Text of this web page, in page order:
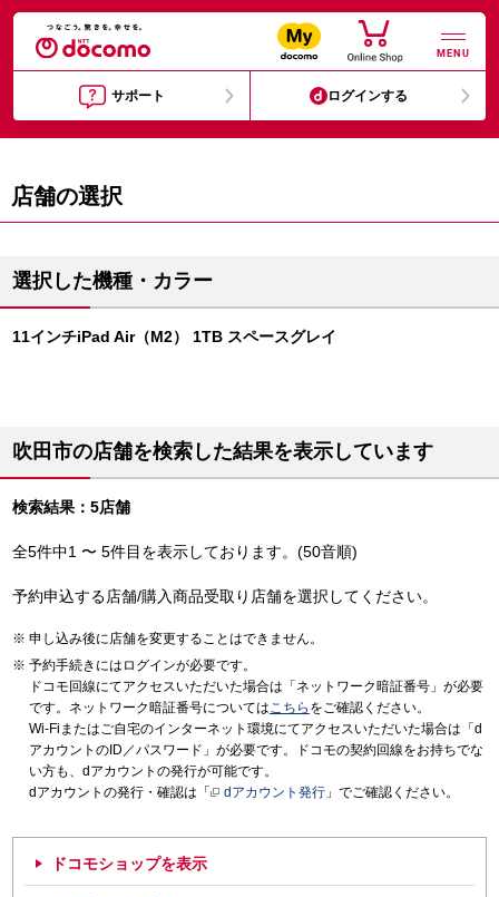
MENU
サポート ログインする
店舗の選択
選択した機種・カラー
11インチiPad Air（M2） 1TB スペースグレイ
吹田市の店舗を検索した結果を表示しています
検索結果：5店舗
全5件中1 〜 5件目を表示しております。(50音順)
予約申込する店舗/購入商品受取り店舗を選択してください。
申し込み後に店舗を変更することはできません。
予約手続きにはログインが必要です。
ドコモ回線にてアクセスいただいた場合は「ネットワーク暗証番号」が必要
です。ネットワーク暗証番号についてはこちら をご確認ください。
Wi-Fiまたはご自宅のインターネット環境にてアクセスいただいた場合は「d
アカウントのID／パスワード」が必要です。ドコモの契約回線をお持ちでな
い方も、dアカウントの発行が可能です。
dアカウントの発行・確認は「
dアカウント発行 」でご確認ください。
ドコモショップを表示